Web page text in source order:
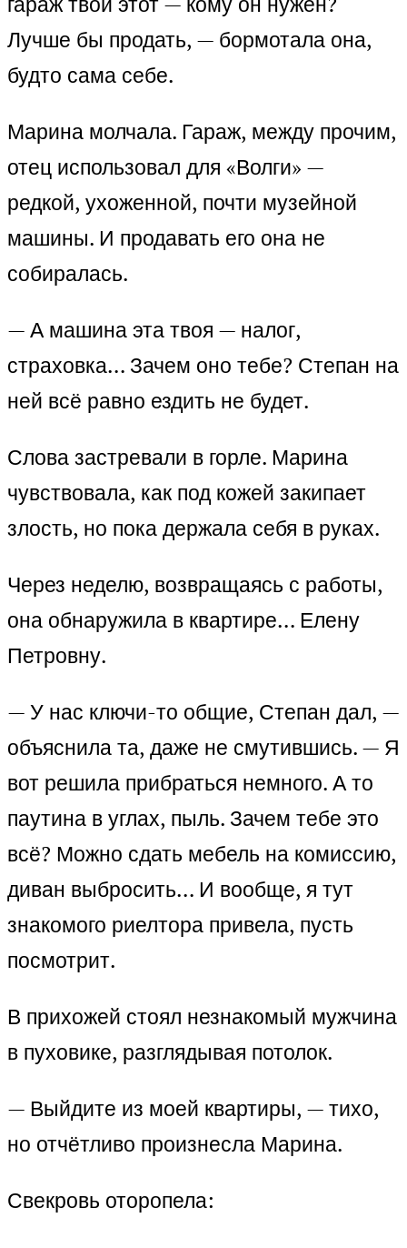
Лучше бы продать, — бормотала она,
будто сама себе.
Марина молчала. Гараж, между прочим,
отец использовал для «Волги» —
редкой, ухоженной, почти музейной
машины. И продавать его она не
собиралась.
— А машина эта твоя — налог,
страховка… Зачем оно тебе? Степан на
ней всё равно ездить не будет.
Слова застревали в горле. Марина
чувствовала, как под кожей закипает
злость, но пока держала себя в руках.
Через неделю, возвращаясь с работы,
она обнаружила в квартире… Елену
Петровну.
— У нас ключи-то общие, Степан дал, —
объяснила та, даже не смутившись. — Я
вот решила прибраться немного. А то
паутина в углах, пыль. Зачем тебе это
всё? Можно сдать мебель на комиссию,
диван выбросить… И вообще, я тут
знакомого риелтора привела, пусть
посмотрит.
В прихожей стоял незнакомый мужчина
в пуховике, разглядывая потолок.
— Выйдите из моей квартиры, — тихо,
но отчётливо произнесла Марина.
Свекровь оторопела: